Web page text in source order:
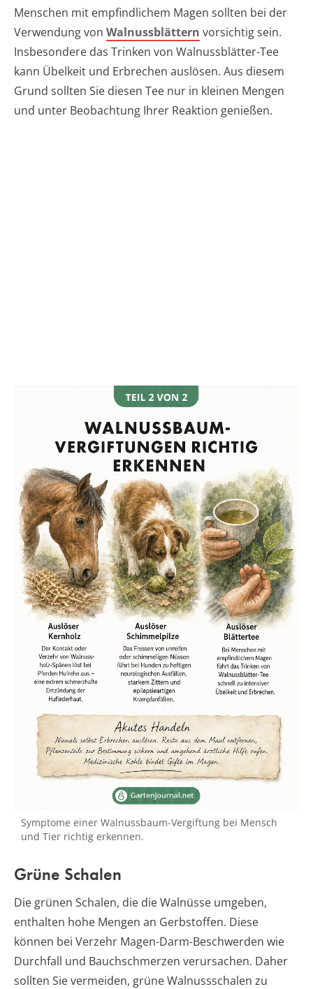
Menschen mit empfindlichem Magen sollten bei der
Verwendung von Walnussblättern vorsichtig sein.
Insbesondere das Trinken von Walnussblätter-Tee
kann Übelkeit und Erbrechen auslösen. Aus diesem
Grund sollten Sie diesen Tee nur in kleinen Mengen
und unter Beobachtung Ihrer Reaktion genießen.
Symptome einer Walnussbaum-Vergiftung bei Mensch
und Tier richtig erkennen.
Grüne Schalen
Die grünen Schalen, die die Walnüsse umgeben,
enthalten hohe Mengen an Gerbstoffen. Diese
können bei Verzehr Magen-Darm-Beschwerden wie
Durchfall und Bauchschmerzen verursachen. Daher
sollten Sie vermeiden, grüne Walnussschalen zu